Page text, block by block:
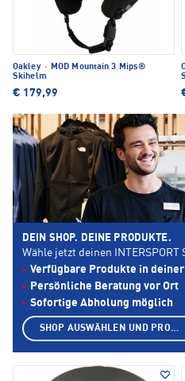
Oakley ·
MOD Mountain 3 Mips®
Skihelm
€ 179,99
DEIN SHOP. DEINE PRODUKTE.
Wähle jetzt deinen INTERSPORT
Verfügbare Produkte in deiner
Persönliche Beratung vor Ort
Sofortige Abholung möglich
SHOP AUSWÄHLEN UND PRODUKTE ANZEIGEN